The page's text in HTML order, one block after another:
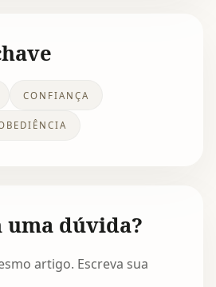
CONFIANÇA
uma dúvida?
artigo. Escreva sua